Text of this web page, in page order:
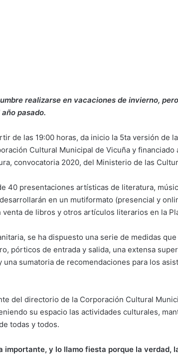
realizarse en vacaciones de invierno,
pasado.
de las 19:00 horas, da inicio la 5ta versión de
Cultural Municipal de Vicuña y financiado
convocatoria 2020, del Ministerio de las
40 presentaciones artísticas de literatura,
en un mutiformato (presencial y
de libros y otros artículos literarios en la
se ha dispuesto una serie de medidas
pórticos de entrada y salida, una extensa
sumatoria de recomendaciones para los
del directorio de la Corporación Cultural
su espacio las actividades culturales,
todas y todos.
importante, y lo llamo fiesta porque la verdad,